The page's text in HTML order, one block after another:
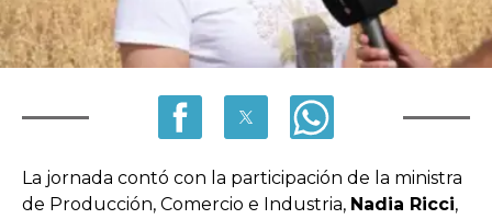
La jornada contó con la participación de la ministra
de Producción, Comercio e Industria, Nadia Ricci,